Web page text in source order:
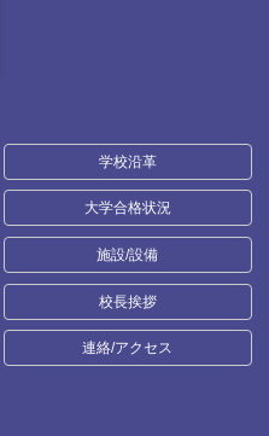
学校沿革
大学合格状況
施設/設備
校長挨拶
連絡/アクセス